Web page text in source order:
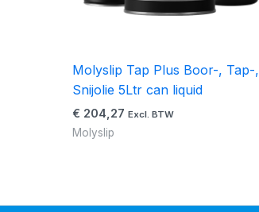
Molyslip Tap Plus Boor-, Tap-,
Snijolie 5Ltr can liquid
€ 204,27 Excl. BTW
Molyslip